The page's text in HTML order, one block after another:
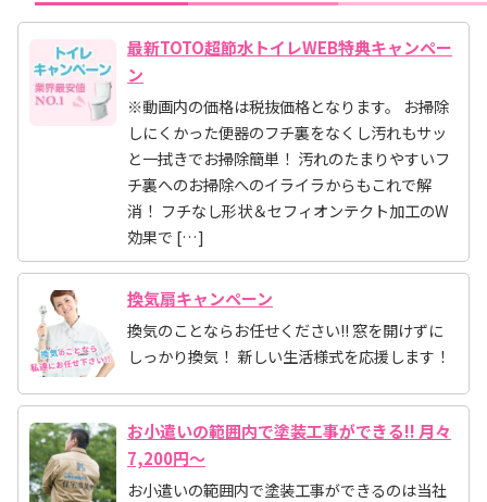
最新TOTO超節水トイレWEB特典キャンペー
ン
※動画内の価格は税抜価格となります。 お掃除
しにくかった便器のフチ裏をなくし汚れもサッ
と一拭きでお掃除簡単！ 汚れのたまりやすいフ
チ裏へのお掃除へのイライラからもこれで解
消！ フチなし形状＆セフィオンテクト加工のW
効果で […]
換気扇キャンペーン
換気のことならお任せください!! 窓を開けずに
しっかり換気！ 新しい生活様式を応援します！
お小遣いの範囲内で塗装工事ができる!! 月々
7,200円～
お小遣いの範囲内で塗装工事ができるのは当社